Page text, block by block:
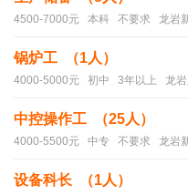
4500-7000元 本科 不要求 龙岩
锅炉工 （1人）
4000-5000元 初中 3年以上 龙岩
中控操作工 （25人）
4000-5500元 中专 不要求 龙岩
设备科长 （1人）